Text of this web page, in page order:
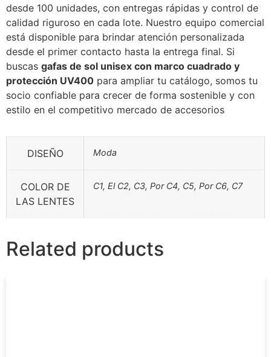
desde 100 unidades, con entregas rápidas y control de
calidad riguroso en cada lote. Nuestro equipo comercial
está disponible para brindar atención personalizada
desde el primer contacto hasta la entrega final. Si
buscas gafas de sol unisex con marco cuadrado y
protección UV400 para ampliar tu catálogo, somos tu
socio confiable para crecer de forma sostenible y con
estilo en el competitivo mercado de accesorios
DISEÑO Moda
COLOR DE
LAS LENTES
C1, El C2, C3, Por C4, C5, Por C6, C7
Related products